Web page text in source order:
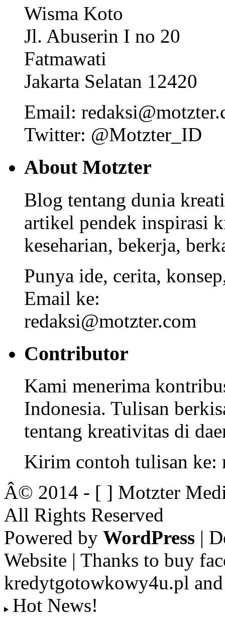
Wisma Koto
Jl. Abuserin I no 20
Fatmawati
Jakarta Selatan 12420
Email:
Twitter: @Motzter_ID
About Motzter
Blog tentang dunia
artikel pendek inspirasi
keseharian, bekerja,
Punya ide, cerita,
Email ke:
redaksi@motzter.com
Contributor
Kami menerima
Indonesia. Tulisan
tentang kreativitas di
Kirim contoh tulisan ke:
Â© 2014 - [ ] Motzter
All Rights Reserved
Powered by WordPress |
Website | Thanks to buy
kredytgotowkowy4u.pl
Hot News!